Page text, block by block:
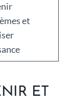
et
ET